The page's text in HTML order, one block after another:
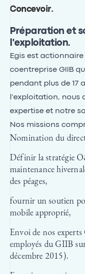
Concevoir.
Préparation et
l'exploitation.
Egis est
coentreprise GIIB
pendant plus de 17
l'exploitation, nous
expertise et notre
Nos missions
Nomination du
Définir la stratégie
maintenance
des péages,
fournir un soutien
mobile approprié,
Envoi de nos
employés du GIIB
décembre 2015).